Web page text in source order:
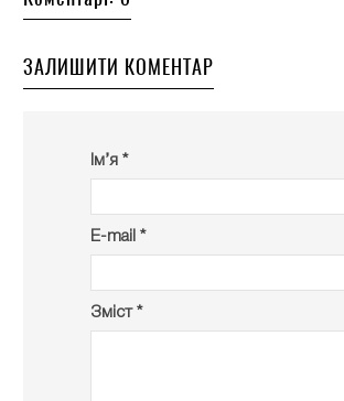
ЗАЛИШИТИ КОМЕНТАР
Ім’я *
E-mail *
Зміст *